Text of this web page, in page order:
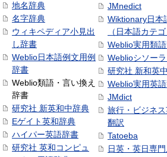
地名辞典
名字辞典
ウィキペディア小見出
し辞書
Weblio日本語例文用例
辞書
Weblio類語・言い換え
辞書
研究社 新英和中辞典
Eゲイト英和辞典
ハイパー英語辞書
研究社 英和コンピュ
JMnedict
Wiktionary日本
（日本語カテ
Weblio実用類
Weblioシソー
研究社 新和英
Weblio実用英
JMdict
旅行・ビジネ
翻訳
Tatoeba
日英・英日専